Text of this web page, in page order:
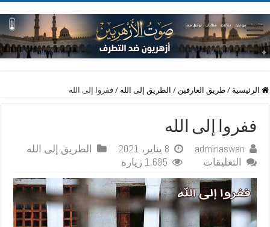
الرئيسية / طريق العارفين / الطريق إلى الله / ففروا إلى الله
ففروا إلى الله
adminaswan 8 يناير، 2021
الطريق إلى الله
التعليقات
إلى
الله
مغلقة
1,695 زيارة